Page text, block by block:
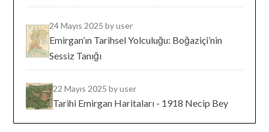
24 Mayıs 2025 by user
Emirgan’ın Tarihsel Yolculuğu: Boğaziçi’nin
Sessiz Tanığı
22 Mayıs 2025by user
Tarihi Emirgan Haritaları - 1918 Necip Bey